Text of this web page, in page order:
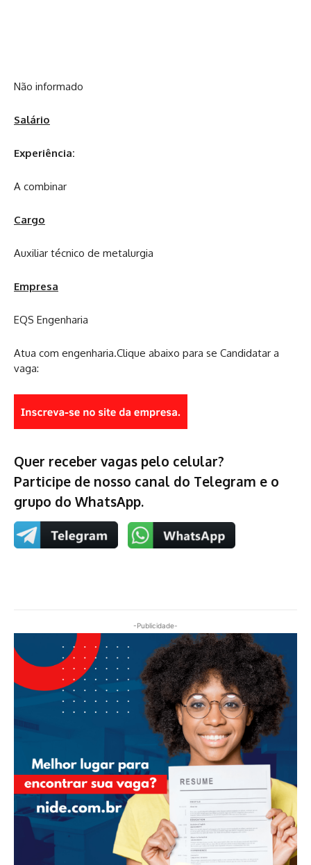
Não informado
Salário
Experiência:
A combinar
Cargo
Auxiliar técnico de metalurgia
Empresa
EQS Engenharia
Atua com engenharia.Clique abaixo para se Candidatar a
vaga:
Quer receber vagas pelo celular?
Participe de nosso canal do Telegram e o
grupo do WhatsApp.
-Publicidade-